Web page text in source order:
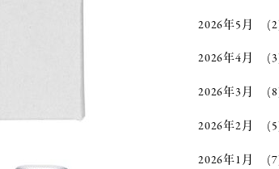
2026年5月
2026年4月
2026年3月
2026年2月
2026年1月